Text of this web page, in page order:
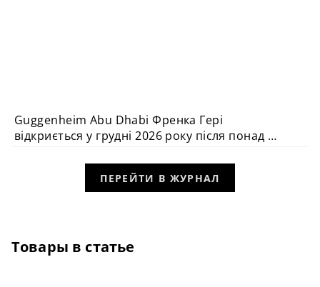
АРХІТЕКТУРА
Guggenheim Abu Dhabi Френка Гері
відкриється у грудні 2026 року після понад 20
ПЕРЕЙТИ В ЖУРНАЛ
Товары в статье